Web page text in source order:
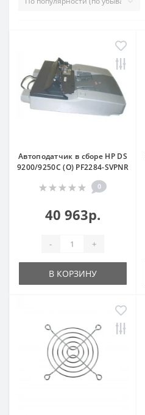
Автоподатчик в сборе HP DS
9200/9250C (O) PF2284-SVPNR
0
40 963р.
- +
В КОРЗИНУ